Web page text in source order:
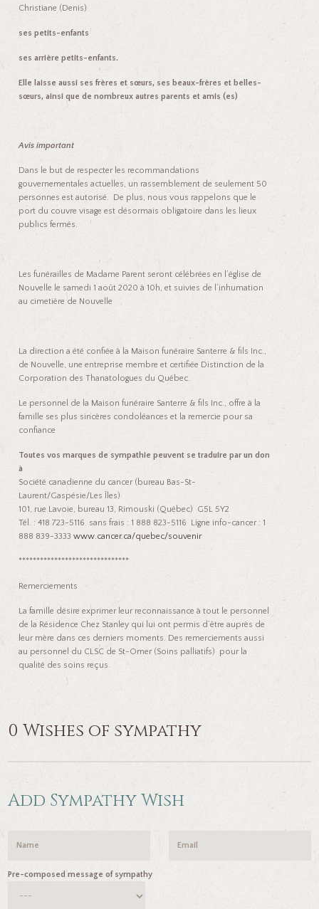
Christiane (Denis)
ses petits-enfants
ses arrière petits-enfants.
Elle laisse aussi ses frères et sœurs, ses beaux-frères et belles-
sœurs, ainsi que de nombreux autres parents et amis (es)
Avis important
Dans le but de respecter les recommandations
gouvernementales actuelles, un rassemblement de seulement 50
personnes est autorisé. De plus, nous vous rappelons que le
port du couvre visage est désormais obligatoire dans les lieux
publics fermés.
Les funérailles de Madame Parent seront célébrées en l’église de
Nouvelle le samedi 1 août 2020 à 10h, et suivies de l’inhumation
au cimetière de Nouvelle
La direction a été confiée à la Maison funéraire Santerre & fils Inc.,
de Nouvelle, une entreprise membre et certifiée Distinction de la
Corporation des Thanatologues du Québec.
Le personnel de la Maison funéraire Santerre & fils Inc., offre à la
famille ses plus sincères condoléances et la remercie pour sa
confiance
Toutes vos marques de sympathie peuvent se traduire par un don
à
Société canadienne du cancer (bureau Bas-St-
Laurent/Gaspésie/Les Îles)
101, rue Lavoie, bureau 13, Rimouski (Québec) G5L 5Y2
Tél. : 418 723-5116 sans frais : 1 888 823-5116 Ligne info-cancer : 1
888 839-3333www.cancer.ca/quebec/souvenir
*******************************
Remerciements
La famille désire exprimer leur reconnaissance à tout le personnel
de la Résidence Chez Stanley qui lui ont permis d’être auprès de
leur mère dans ces derniers moments. Des remerciements aussi
au personnel du CLSC de St-Omer (Soins palliatifs) pour la
qualité des soins reçus.
0 Wishes of sympathy
Add Sympathy Wish
Pre-composed message of sympathy